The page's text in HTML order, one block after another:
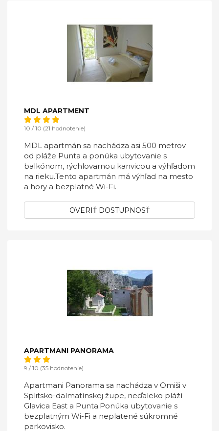
MDL APARTMENT
10 / 10 (21 hodnotenie)
MDL apartmán sa nachádza asi 500 metrov
od pláže Punta a ponúka ubytovanie s
balkónom, rýchlovarnou kanvicou a výhľadom
na rieku.Tento apartmán má výhľad na mesto
a hory a bezplatné Wi-Fi.
OVERIŤ DOSTUPNOSŤ
APARTMANI PANORAMA
9 / 10 (35 hodnotenie)
Apartmani Panorama sa nachádza v Omiši v
Splitsko-dalmatínskej župe, neďaleko pláží
Glavica East a Punta.Ponúka ubytovanie s
bezplatným Wi-Fi a neplatené súkromné ​​
parkovisko.